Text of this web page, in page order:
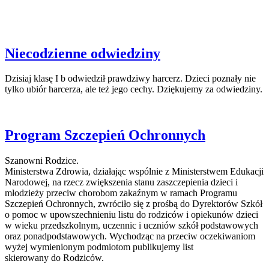
Niecodzienne odwiedziny
Dzisiaj klasę I b odwiedził prawdziwy harcerz. Dzieci poznały nie
tylko ubiór harcerza, ale też jego cechy. Dziękujemy za odwiedziny.
Program Szczepień Ochronnych
Szanowni Rodzice.
Ministerstwa Zdrowia, działając wspólnie z Ministerstwem Edukacji
Narodowej, na rzecz zwiększenia stanu zaszczepienia dzieci i
młodzieży przeciw chorobom zakaźnym w ramach Programu
Szczepień Ochronnych, zwróciło się z prośbą do Dyrektorów Szkół
o pomoc w upowszechnieniu listu do rodziców i opiekunów dzieci
w wieku przedszkolnym, uczennic i uczniów szkół podstawowych
oraz ponadpodstawowych. Wychodząc na przeciw oczekiwaniom
wyżej wymienionym podmiotom publikujemy list
skierowany do Rodziców.